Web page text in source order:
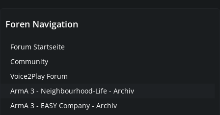
Foren Navigation
Forum Startseite
Community
Voice2Play Forum
ArmA 3 - Neighbourhood-Life - Archiv
ArmA 3 - EASY Company - Archiv